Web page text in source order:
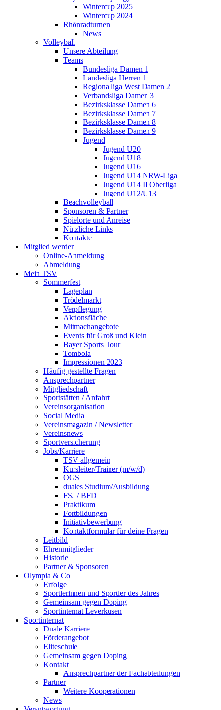
Wintercup 2025
Wintercup 2024
Rhönradturnen
News
Volleyball
Unsere Abteilung
Teams
Bundesliga Damen 1
Landesliga Herren 1
Regionalliga West Damen 2
Verbandsliga Damen 3
Bezirksklasse Damen 6
Bezirksklasse Damen 7
Bezirksklasse Damen 8
Bezirksklasse Damen 9
Jugend
Jugend U20
Jugend U18
Jugend U16
Jugend U14 NRW-Liga
Jugend U14 II Oberliga
Jugend U12/U13
Beachvolleyball
Sponsoren & Partner
Spielorte und Anreise
Nützliche Links
Kontakte
Mitglied werden
Online-Anmeldung
Abmeldung
Mein TSV
Sommerfest
Lageplan
Trödelmarkt
Verpflegung
Aktionsfläche
Mitmachangebote
Events für Groß und Klein
Bayer Sports Tour
Tombola
Impressionen 2023
Häufig gestellte Fragen
Ansprechpartner
Mitgliedschaft
Sportstätten / Anfahrt
Vereinsorganisation
Social Media
Vereinsmagazin / Newsletter
Vereinsnews
Sportversicherung
Jobs/Karriere
TSV allgemein
Kursleiter/Trainer (m/w/d)
OGS
duales Studium/Ausbildung
FSJ / BFD
Praktikum
Fortbildungen
Initiativbewerbung
Kontaktformular für deine Fragen
Leitbild
Ehrenmitglieder
Historie
Partner & Sponsoren
Olympia & Co
Erfolge
Sportlerinnen und Sportler des Jahres
Gemeinsam gegen Doping
Sportinternat Leverkusen
Sportinternat
Duale Karriere
Förderangebot
Eliteschule
Gemeinsam gegen Doping
Kontakt
Ansprechpartner der Fachabteilungen
Partner
Weitere Kooperationen
News